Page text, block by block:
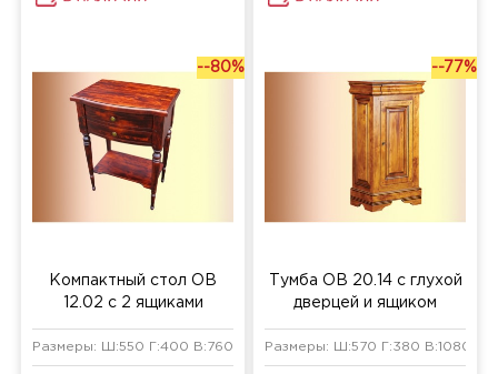
--80%
Компактный стол ОВ
12.02 с 2 ящиками
Размеры: Ш:550 Г:400 В:760 мм
--77%
Тумба ОВ 20.14 с глухой
дверцей и ящиком
Размеры: Ш:570 Г:380 В:1080 мм